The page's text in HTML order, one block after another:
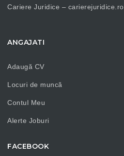
Cariere Juridice – carierejuridice.ro
ANGAJATI
Adaugă CV
Locuri de muncă
Contul Meu
Alerte Joburi
FACEBOOK